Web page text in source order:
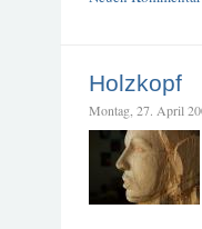
Holzkopf
Montag, 27. April